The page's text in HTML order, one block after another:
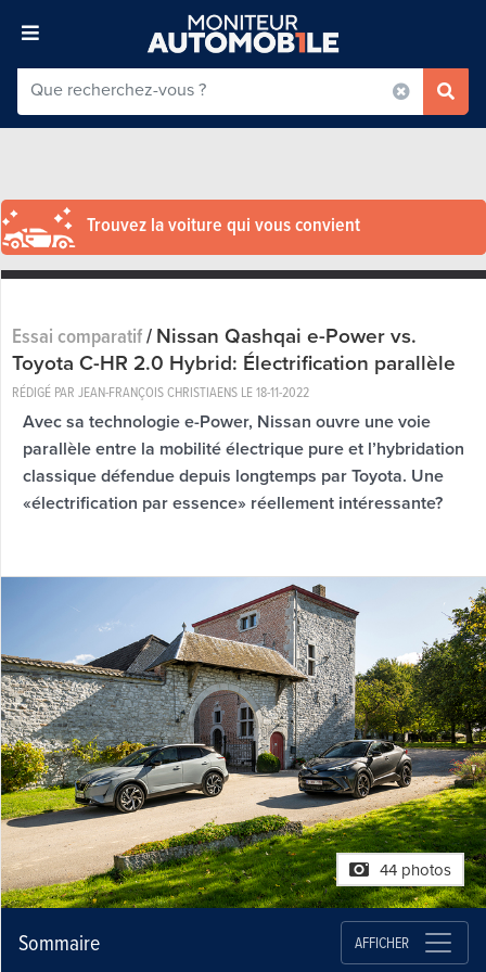
Trouvez la voiture qui vous convient
Essai comparatif/Nissan Qashqai e-Power vs.
Toyota C-HR 2.0 Hybrid: Électrification parallèle
RÉDIGÉ PAR JEAN-FRANÇOIS CHRISTIAENS LE18-11-2022
Avec sa technologie e-Power, Nissan ouvre une voie
parallèle entre la mobilité électrique pure et l’hybridation
classique défendue depuis longtemps par Toyota. Une
«électrification par essence» réellement intéressante?
44 photos
Sommaire AFFICHER